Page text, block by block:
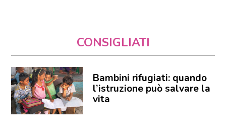
CONSIGLIATI
Bambini rifugiati: quando
l’istruzione può salvare la
vita